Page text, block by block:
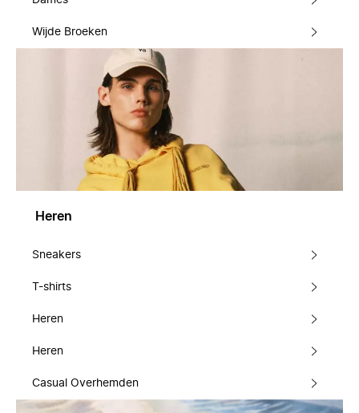
Wijde Broeken
Heren
Sneakers
T-shirts
Heren
Heren
Casual Overhemden